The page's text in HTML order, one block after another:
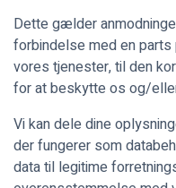
Dette gælder
forbindelse med en parts
vores tjenester, til den
for at beskytte os og/
Vi kan dele dine
der fungerer som
data til legitime